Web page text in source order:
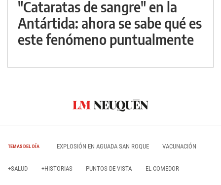
"Cataratas de sangre" en la
Antártida: ahora se sabe qué es
este fenómeno puntualmente
TEMAS DEL DÍA EXPLOSIÓN EN AGUADA SAN ROQUE VACUNACIÓN
+SALUD +HISTORIAS PUNTOS DE VISTA EL COMEDOR